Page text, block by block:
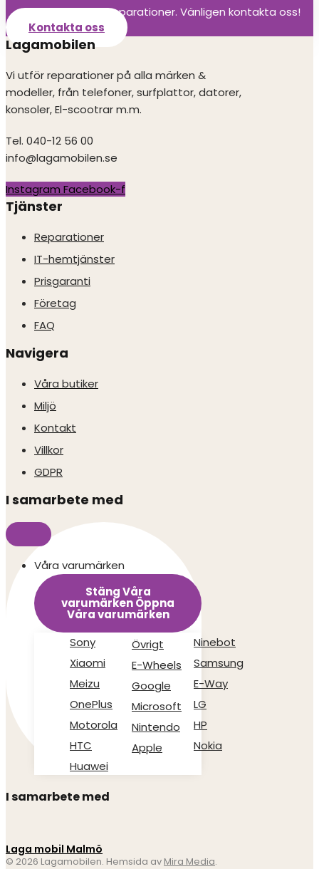
Vi utför alla olika reparationer. Vänligen kontakta oss!
Kontakta oss
Lagamobilen
Vi utför reparationer på alla märken &
modeller, från telefoner, surfplattor, datorer,
konsoler, El-scootrar m.m.
Tel. 040-12 56 00
info@lagamobilen.se
Instagram Facebook-f
Tjänster
Reparationer
IT-hemtjänster
Prisgaranti
Företag
FAQ
Navigera
Våra butiker
Miljö
Kontakt
Villkor
GDPR
I samarbete med
Våra varumärken
Stäng Våra
varumärkenÖppna
Våra varumärken
Sony
Xiaomi
Meizu
OnePlus
Motorola
HTC
Huawei
Övrigt
E-Wheels
Google
Microsoft
Nintendo
Apple
Ninebot
Samsung
E-Way
LG
HP
Nokia
I samarbete med
Laga mobil Malmö
© 2026 Lagamobilen. Hemsida av Mira Media.